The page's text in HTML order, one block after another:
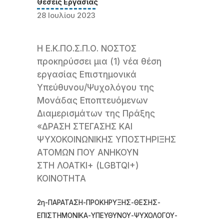
Θέσεις Εργασίας
28 Ιουλίου 2023
Η Ε.Κ.ΠΟ.Σ.Π.Ο. ΝΟΣΤΟΣ
προκηρύσσει μια (1) νέα θέση
εργασίας Επιστημονικά
Υπεύθυνου/Ψυχολόγου της
Μονάδας Εποπτευόμενων
Διαμερισμάτων της Πράξης
«ΔΡΑΣΗ ΣΤΕΓΑΣΗΣ ΚΑΙ
ΨΥΧΟΚΟΙΝΩΝΙΚΗΣ ΥΠΟΣΤΗΡΙΞΗΣ
ΑΤΟΜΩΝ ΠΟΥ ΑΝΗΚΟΥΝ
ΣΤΗ ΛΟΑΤΚΙ+ (LGBTQI+)
ΚΟΙΝΟΤΗΤΑ
2η-ΠΑΡΑΤΑΣΗ-ΠΡΟΚΗΡΥΞΗΣ-ΘΕΣΗΣ-
ΕΠΙΣΤΗΜΟΝΙΚΑ-ΥΠΕΥΘΥΝΟΥ-ΨΥΧΟΛΟΓΟΥ-